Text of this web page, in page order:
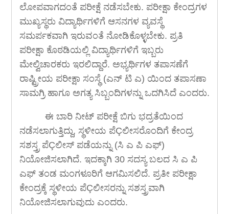
ಲೋಪವಾಗದಂತೆ ಪರೀಕ್ಷೆ ನಡೆಸಬೇಕು. ಪರೀಕ್ಷಾ ಕೇಂದ್ರಗಳ
ಮುಖ್ಯಸ್ಥರು ವಿದ್ಯಾರ್ಥಿಗಳಿಗೆ ಆಸನಗಳ ವ್ಯವಸ್ಥೆ
ಸಮರ್ಪಕವಾಗಿ ಇರುವಂತೆ ನೋಡಿಕೊಳ್ಳಬೇಕು. ಪ್ರತಿ
ಪರೀಕ್ಷಾ ಕೊಠಡಿಯಲ್ಲಿ ವಿದ್ಯಾರ್ಥಿಗಳಿಗೆ ಇಬ್ಬರು
ಮೇಲ್ವಿಚಾರಕರು ಇರಲಿದ್ದಾರೆ. ಅಭ್ಯರ್ಥಿಗಳ ತಪಾಸಣೆಗೆ
ರಾಷ್ಟ್ರೀಯ ಪರೀಕ್ಷಾ ಸಂಸ್ಥೆ (ಎನ್ ಟಿ ಎ) ಯಿಂದ ತಪಾಸಣಾ
ಸಾಮಗ್ರಿ ಹಾಗೂ ಅಗತ್ಯ ಸಿಬ್ಬಂದಿಗಳನ್ನು ಒದಗಿಸಿದೆ ಎಂದರು.
ಈ ಬಾರಿ ನೀಟ್ ಪರೀಕ್ಷೆ ಬಿಗು ಭದ್ರತೆಯಿಂದ
ನಡೆಸಲಾಗುತ್ತಿದ್ದು, ಸ್ಥಳೀಯ ಪೆÇಲೀಸರೊಂದಿಗೆ ಕೇಂದ್ರ
ಸಶಸ್ತ್ರ ಪೆÇಲೀಸ್ ಪಡೆಯನ್ನು (ಸಿ ಎ ಪಿ ಎಫ್)
ನಿಯೋಜಿಸಲಾಗಿದೆ. ಇದಕ್ಕಾಗಿ 30 ಸದಸ್ಯ ಬಲದ ಸಿ ಎ ಪಿ
ಎಫ್ ತಂಡ ಮಂಗಳೂರಿಗೆ ಆಗಮಿಸಲಿದೆ. ಪ್ರತೀ ಪರೀಕ್ಷಾ
ಕೇಂದ್ರಕ್ಕೆ ಸ್ಥಳೀಯ ಪೆÇಲೀಸರನ್ನು ಸಶಸ್ತ್ರವಾಗಿ
ನಿಯೋಜಿಸಲಾಗುವುದು ಎಂದರು.